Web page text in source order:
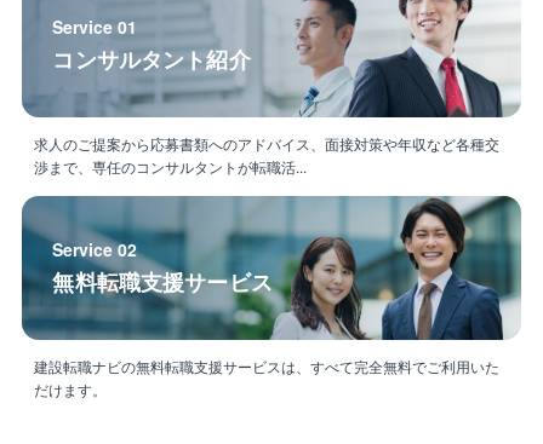
無駄な業務や着工後の大幅な図面変更は最小限で定時
退社も目指せます♪
◆【年間休日126日】建設業界では希少な「完全週休2
日制」
土日祝が休み（基本）の完全週休2日制！
年末年始や夏季休暇も取得でき、有給もしっかり取る
根付いています。
＼経験者優遇！年収1,000万円超も視野に／
月給35万円以上スタート。残業代は100%全額支給。
サービス残業ナシ！
各種手当も充実しており、実績次第で年収1,000万円以
上も可能。
Service 01
コンサルタント紹介
求人のご提案から応募書類へのアドバイス、面接対策や年収など各種交
渉まで、専任のコンサルタントが転職活...
Service 02
無料転職支援サービス
建設転職ナビの無料転職支援サービスは、すべて完全無料でご利用いた
だけます。